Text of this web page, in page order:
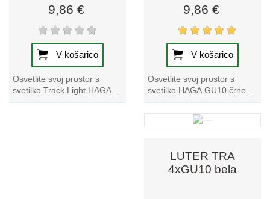
9,86 €
V košarico
Osvetlite svoj prostor s
svetilko Track Light HAGA
GU10 bela. Ta izjemen kos
9,86 €
V košarico
Osvetlite svoj prostor s
svetilko HAGA GU10 črne
barve. Ta izstopajoča tračna
svetilka ponuja elegantno
zasnovo in...
LUTER TRA
4xGU10 bela